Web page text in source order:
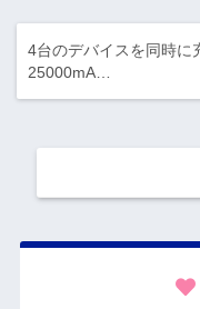
4台のデバイスを同時に
25000mA…